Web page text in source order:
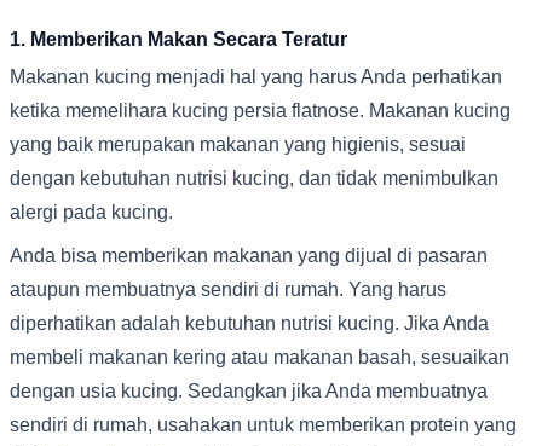
1. Memberikan Makan Secara Teratur
Makanan kucing menjadi hal yang harus Anda perhatikan
ketika memelihara kucing persia flatnose. Makanan kucing
yang baik merupakan makanan yang higienis, sesuai
dengan kebutuhan nutrisi kucing, dan tidak menimbulkan
alergi pada kucing.
Anda bisa memberikan makanan yang dijual di pasaran
ataupun membuatnya sendiri di rumah. Yang harus
diperhatikan adalah kebutuhan nutrisi kucing. Jika Anda
membeli makanan kering atau makanan basah, sesuaikan
dengan usia kucing. Sedangkan jika Anda membuatnya
sendiri di rumah, usahakan untuk memberikan protein yang